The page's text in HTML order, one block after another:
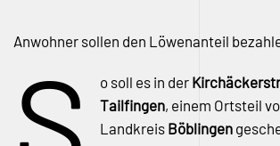
Anwohner sollen den Löwenanteil
o soll es in der
Tailfingen, einem Ortsteil
Landkreis Böblingen